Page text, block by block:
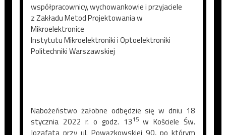
współpracownicy, wychowankowie i przyjaciele
z Zakładu Metod Projektowania w
Mikroelektronice
Instytutu Mikroelektroniki i Optoelektroniki
Politechniki Warszawskiej
Nabożeństwo żałobne odbędzie się w dniu 18
stycznia 2022 r. o godz. 1315w Kościele Św.
Jozafata przy ul. Powązkowskiej 90, po którym